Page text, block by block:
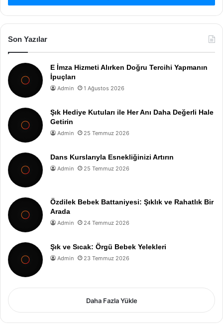
Son Yazılar
E İmza Hizmeti Alırken Doğru Tercihi Yapmanın
İpuçları
Admin 1 Ağustos 2026
Şık Hediye Kutuları ile Her Anı Daha Değerli Hale
Getirin
Admin 25 Temmuz 2026
Dans Kurslarıyla Esnekliğinizi Artırın
Admin 25 Temmuz 2026
Özdilek Bebek Battaniyesi: Şıklık ve Rahatlık Bir
Arada
Admin 24 Temmuz 2026
Şık ve Sıcak: Örgü Bebek Yelekleri
Admin 23 Temmuz 2026
Daha Fazla Yükle